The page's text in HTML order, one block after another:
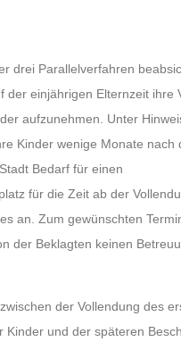
drei Parallelverfahren
der einjährigen Elternzeit ihre
aufzunehmen. Unter
Kinder wenige Monate nach
Bedarf für einen
für die Zeit ab der
an. Zum gewünschten
der Beklagten keinen
der Vollendung des
Kinder und der späteren